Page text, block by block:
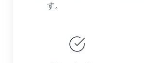
す。